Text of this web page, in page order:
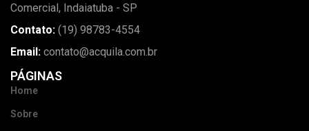
Comercial, Indaiatuba - SP
Contato: (19) 98783-4554
Email: contato@acquila.com.br
PÁGINAS
Home
Sobre